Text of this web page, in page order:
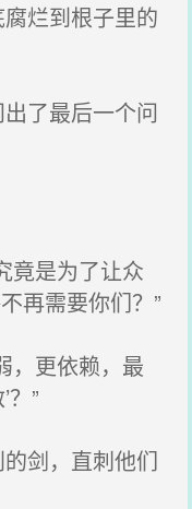
烂到根子里的
了最后一个问
竟是为了让众
再需要你们？”
，更依赖，最
？”
剑，直刺他们